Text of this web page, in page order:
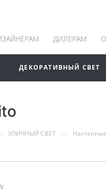
ДИЛЕРАМ
ДЕКОРАТИВНЫЙ СВЕТ
УЛИЧНЫЙ СВЕТ —